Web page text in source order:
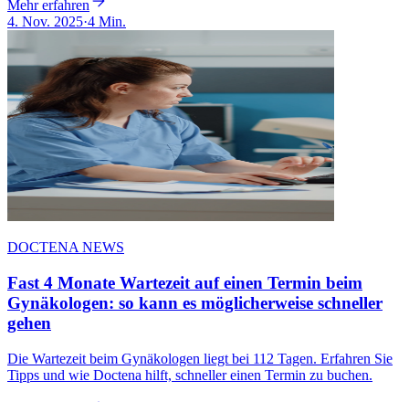
Mehr erfahren
4. Nov. 2025·4 Min.
DOCTENA NEWS
Fast 4 Monate Wartezeit auf einen Termin beim
Gynäkologen: so kann es möglicherweise schneller
gehen
Die Wartezeit beim Gynäkologen liegt bei 112 Tagen. Erfahren Sie
Tipps und wie Doctena hilft, schneller einen Termin zu buchen.